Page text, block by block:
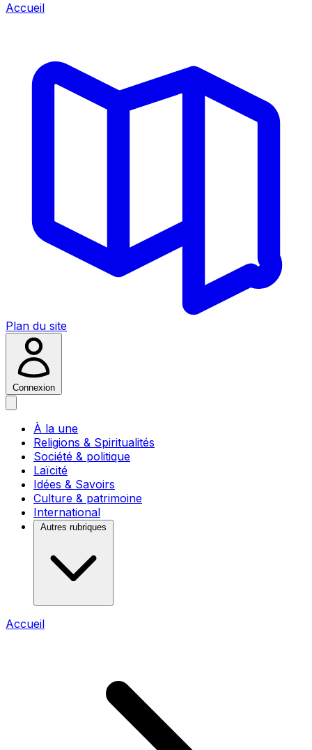
Accueil
Plan du site
Connexion
À la une
Religions & Spiritualités
Société & politique
Laïcité
Idées & Savoirs
Culture & patrimoine
International
Autres rubriques
Accueil